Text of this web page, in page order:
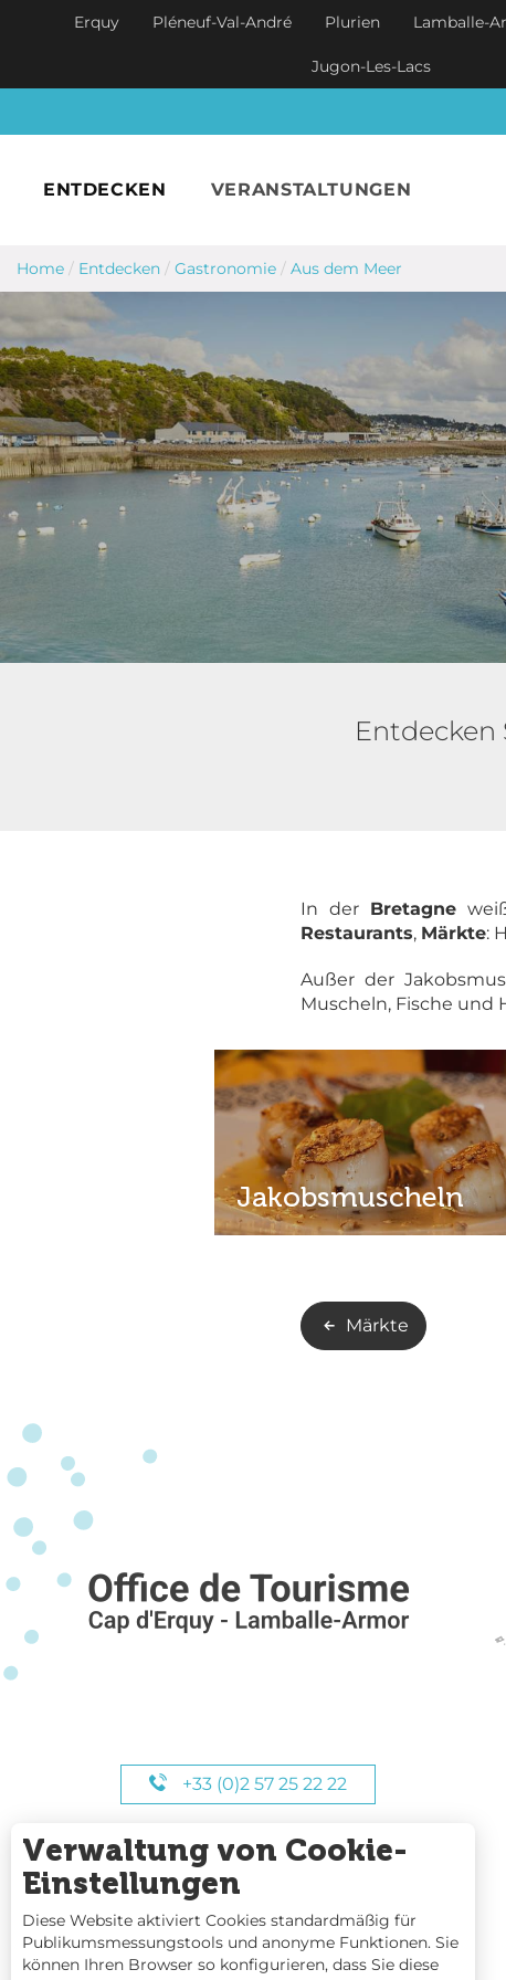
Skip to main content
Erquy Pléneuf-Val-André Plurien Lamballe-
Jugon-Les-Lacs
ENTDECKEN VERANSTALTUNGEN
Home / Entdecken / Gastronomie / Aus dem Meer
Entdecken
In der Bretagne
Restaurants, Märkte:
Außer der
Muscheln, Fische und
Jakobsmuscheln
Märkte
+33 (0)2 57 25 22 22
UNSERE STUNDEN
Verwaltung von Cookie-
Einstellungen
Diese Website aktiviert Cookies standardmäßig für
Publikumsmessungstools und anonyme Funktionen. Sie
können Ihren Browser so konfigurieren, dass Sie diese